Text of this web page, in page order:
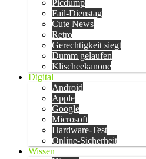
Picdump
Fail-Dienstag
Cute News
Retro
Gerechtigkeit siegt
Dumm gelaufen
Klischeekanone
Digital
Android
Apple
Google
Microsoft
Hardware-Test
Online-Sicherheit
Wissen